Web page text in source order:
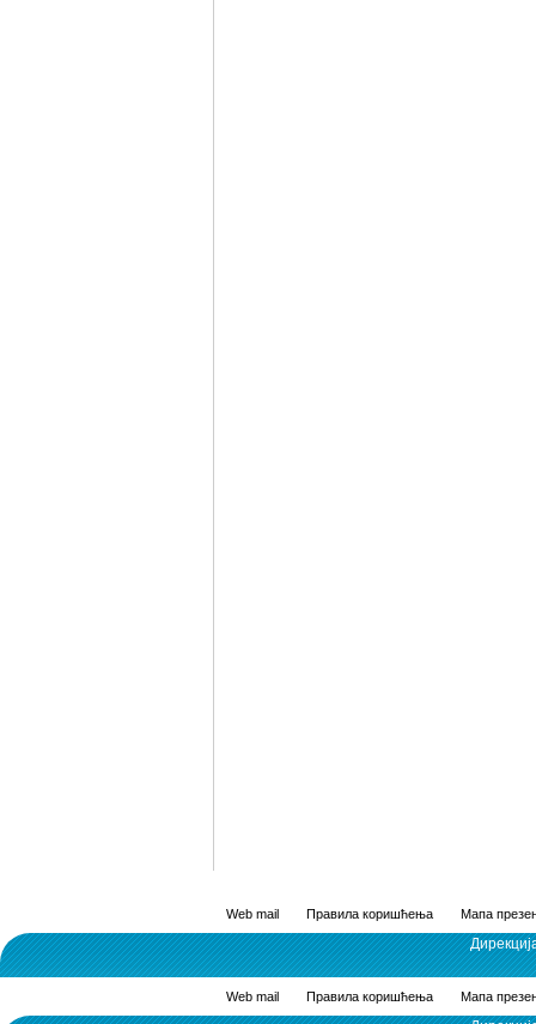
Web mail Правила коришћења Мапа
Web mail Правила коришћења Мапа